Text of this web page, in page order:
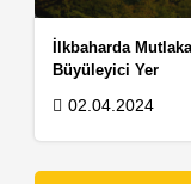
İlkbaharda
Büyüleyici Yer
02.04.2024